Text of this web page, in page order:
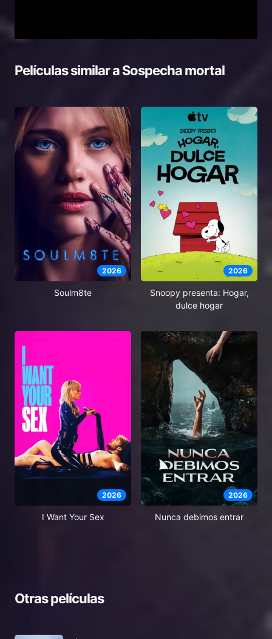
Películas similar aSospecha mortal
2026
Soulm8te
2026
Snoopy presenta: Hogar,
dulce hogar
2026
I Want Your Sex
2026
Nunca debimos entrar
Otras películas